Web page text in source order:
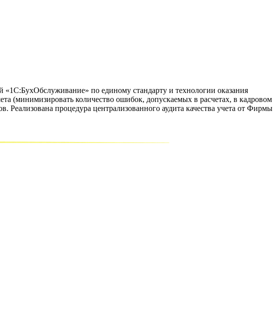
по единому стандарту и технологии оказания
(минимизировать количество ошибок, допускаемых в расчетах, в кадровом
процедура централизованного аудита качества учета от Фирмы